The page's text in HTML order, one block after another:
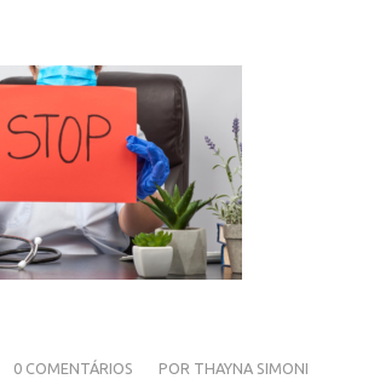
0 COMENTÁRIOS
/ POR THAYNA SIMONI